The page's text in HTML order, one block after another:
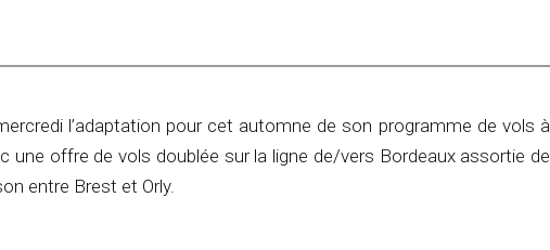
l’adaptation pour cet automne de son programme de vols à
une offre de vols doublée sur la ligne de/vers Bordeaux assortie de
entre Brest et Orly.